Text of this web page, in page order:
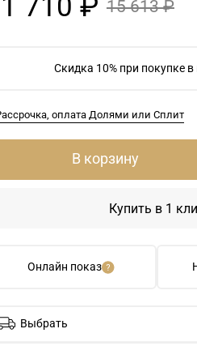
Скидка 10% при покупке
оплата Долями или Сплит
710 ₽ 15 613 ₽
Онлайн показ
В корзину
Купить в 1
Выбрать